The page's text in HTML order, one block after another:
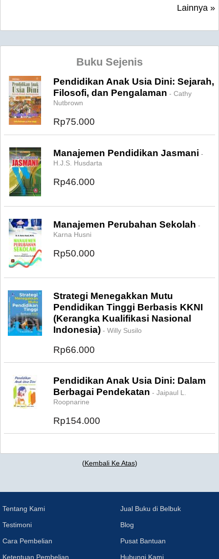
Lainnya »
Buku Sejenis
Pendidikan Anak Usia Dini: Sejarah,
Filosofi, dan Pengalaman - Cathy
Nutbrown
Rp75.000
Manajemen Pendidikan Jasmani -
H.J.S. Husdarta
Rp46.000
Manajemen Perubahan Sekolah -
Karna Husni
Rp50.000
Strategi Menegakkan Mutu
Pendidikan Tinggi Berbasis KKNI
(Kerangka Kualifikasi Nasional
Indonesia) - Willy Susilo
Rp66.000
Pendidikan Anak Usia Dini: Dalam
Berbagai Pendekatan - Jaipaul L.
Roopnarine
Rp154.000
(Kembali Ke Atas)
Tentang Kami
Testimoni
Cara Pembelian
Ketentuan Pembelian
Jual Buku di Belbuk
Blog
Pusat Bantuan
Hubungi Kami